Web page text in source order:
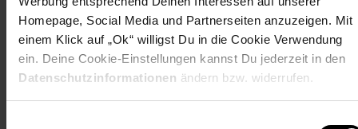
Homepage, Social Media und Partnerseiten anzuzeigen. Mit
einem Klick auf „Ok“ willigst Du in die Cookie Verwendung
ein. Deine Cookie-Einstellungen kannst Du jederzeit in den
Datenschutzinformationen ändern bzw. widerrufen.
Die hochwertigen LED-Lichter vorne und hinten verbrauchen
wenig Strom und sorgen für gut beleuchtete Wege und
Sichtbarkeit in der Dunkelheit!
SICHERE FEDERUNG
Eingebaute Stoßdämpfer vorne und hinten gewährleisten